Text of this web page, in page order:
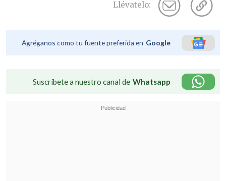
Llévatelo:
Agréganos como tu fuente preferida en Google
Suscríbete a nuestro canal de Whatsapp